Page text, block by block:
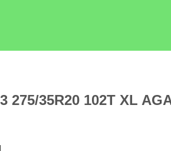
35R20 102T XL